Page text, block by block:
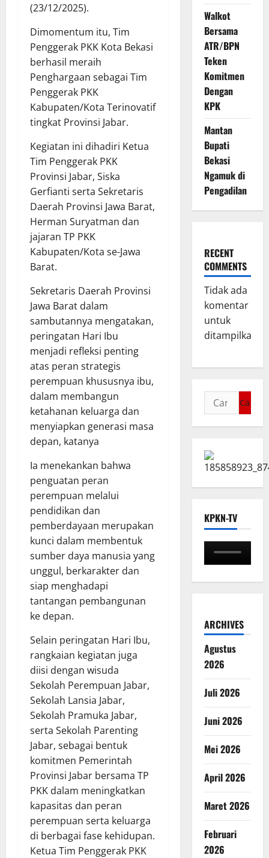
(23/12/2025).
Dimomentum itu, Tim
Penggerak PKK Kota Bekasi
berhasil meraih
Penghargaan sebagai Tim
Penggerak PKK
Kabupaten/Kota Terinovatif
tingkat Provinsi Jabar.
Kegiatan ini dihadiri Ketua
Tim Penggerak PKK
Provinsi Jabar, Siska
Gerfianti serta Sekretaris
Daerah Provinsi Jawa Barat,
Herman Suryatman dan
jajaran TP PKK
Kabupaten/Kota se-Jawa
Barat.
Sekretaris Daerah Provinsi
Jawa Barat dalam
sambutannya mengatakan,
peringatan Hari Ibu
menjadi refleksi penting
atas peran strategis
perempuan khususnya ibu,
dalam membangun
ketahanan keluarga dan
menyiapkan generasi masa
depan, katanya
Ia menekankan bahwa
penguatan peran
perempuan melalui
pendidikan dan
pemberdayaan merupakan
kunci dalam membentuk
sumber daya manusia yang
unggul, berkarakter dan
siap menghadapi
tantangan pembangunan
ke depan.
Selain peringatan Hari Ibu,
rangkaian kegiatan juga
diisi dengan wisuda
Sekolah Perempuan Jabar,
Sekolah Lansia Jabar,
Sekolah Pramuka Jabar,
serta Sekolah Parenting
Jabar, sebagai bentuk
komitmen Pemerintah
Provinsi Jabar bersama TP
PKK dalam meningkatkan
kapasitas dan peran
perempuan serta keluarga
di berbagai fase kehidupan.
Ketua Tim Penggerak PKK
Walkot
Bersama
ATR/BPN
Teken
Komitmen
Dengan
KPK
Mantan
Bupati
Bekasi
Ngamuk di
Pengadilan
RECENT
COMMENTS
Tidak ada
komentar
untuk
ditampilkan.
KPKN-TV
ARCHIVES
Agustus
2026
Juli 2026
Juni 2026
Mei 2026
April 2026
Maret 2026
Februari
2026